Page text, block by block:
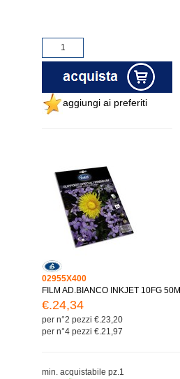
aggiungi ai preferiti
02955X400
FILM AD.BIANCO INKJET 10FG 50M
€.24,34
per n°2 pezzi €.23,20
per n°4 pezzi €.21,97
min. acquistabile pz.1